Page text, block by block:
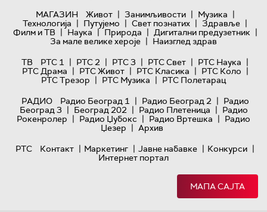
МАГАЗИН
Живот | Занимљивости | Музика |
Технологијa | Путујемо | Свет познатих | Здравље |
Филм и ТВ | Наука | Природа | Дигитални предузетник |
За мале велике хероје | Наизглед здрав
ТВ
РТС 1 | РТС 2 | РТС 3 | РТС Свет | РТС Наука |
РТС Драма | РТС Живот | РТС Класика | РТС Коло |
РТС Трезор | РТС Музика | РТС Полетарац
РАДИО
Радио Београд 1 | Радио Београд 2 | Радио
Београд 3 | Београд 202 | Радио Плетеница | Радио
Рокенролер | Радио Џубокс | Радио Вртешка | Радио
Џезер | Архив
РТС
Контакт | Маркетинг | Јавне набавке | Конкурси |
Интернет портал
МАПА САЈТА